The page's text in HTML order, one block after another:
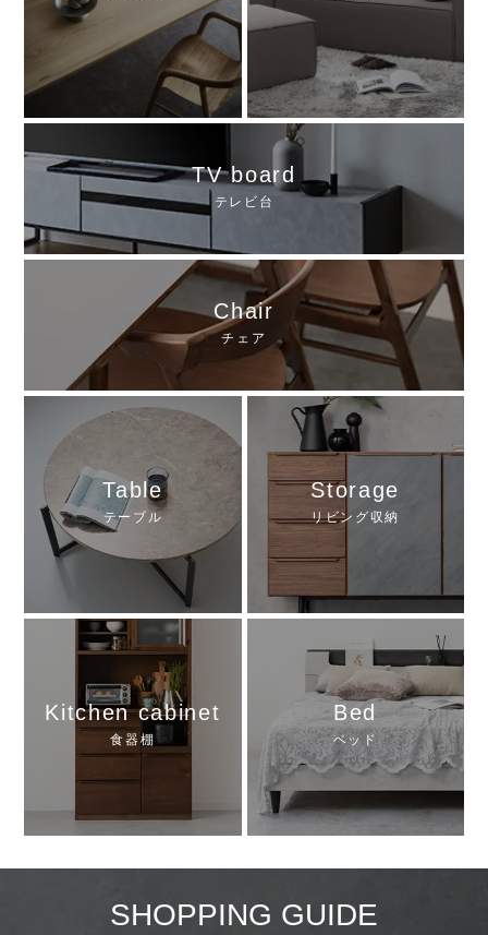
TV board
テレビ台
Chair
チェア
Table
テーブル
Storage
リビング収納
Kitchen cabinet
食器棚
Bed
ベッド
SHOPPING GUIDE